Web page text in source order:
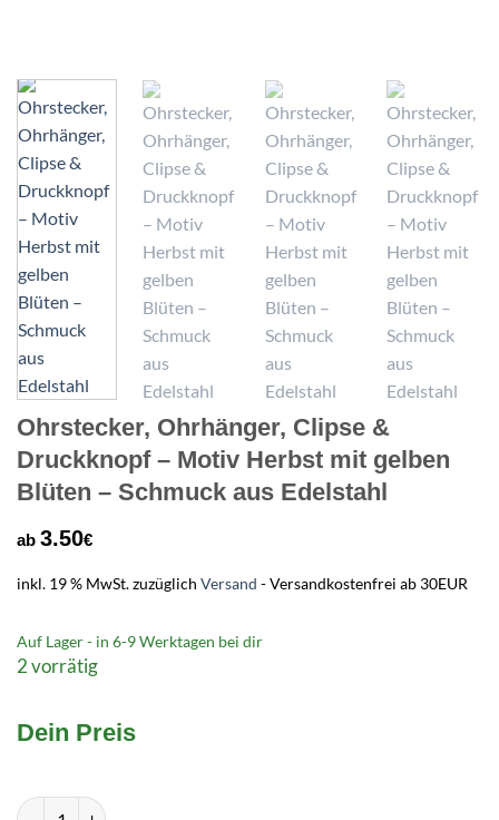
Ohrstecker, Ohrhänger, Clipse &
Druckknopf – Motiv Herbst mit gelben
Blüten – Schmuck aus Edelstahl
ab 3.50€
inkl. 19 % MwSt.zuzüglich Versand - Versandkostenfrei ab 30EUR
Auf Lager - in 6-9 Werktagen bei dir
2 vorrätig
Dein Preis
Ohrstecker, Ohrhänger, Clipse & Druckknopf – Motiv Herbst